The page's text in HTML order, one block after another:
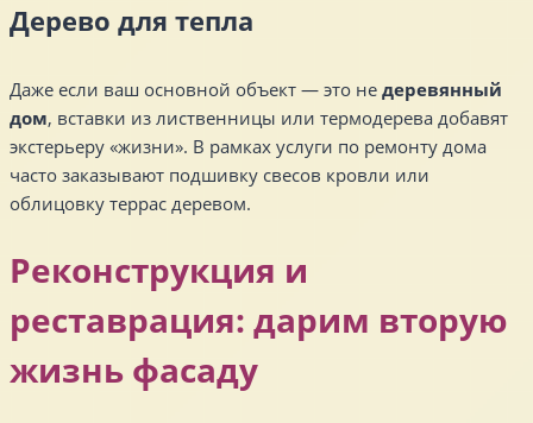
Дерево для тепла
Даже если ваш основной объект — это не деревянный
дом, вставки из лиственницы или термодерева добавят
экстерьеру «жизни». В рамках услуги по ремонту дома
часто заказывают подшивку свесов кровли или
облицовку террас деревом.
Реконструкция и
реставрация: дарим вторую
жизнь фасаду